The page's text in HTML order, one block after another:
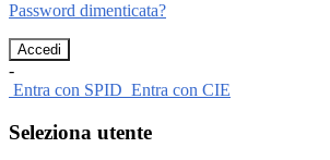
Password dimenticata?
-
Entra con SPID Entra con CIE
Seleziona utente